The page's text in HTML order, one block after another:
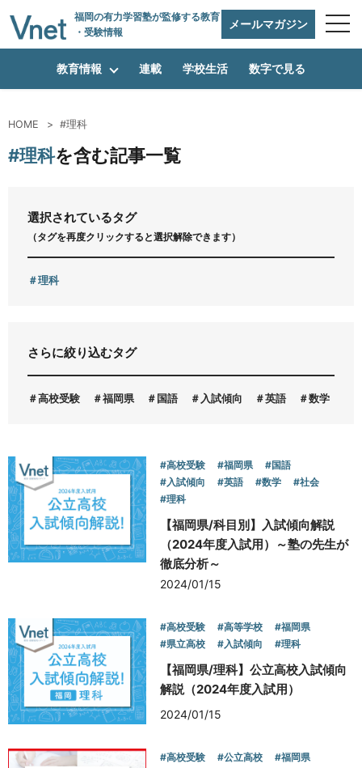
福岡の有力学習塾が監修する教育
・受験情報
メールマガジン
編集方針
vnetアライアンス企業
運営会社
お問い合わせ
教育情報 連載 学校生活 数字で見る
HOME #理科
#理科を含む記事一覧
選択されているタグ
（タグを再度クリックすると選択解除できます）
理科
さらに絞り込むタグ
高校受験 福岡県 国語 入試傾向 英語 数学
#高校受験 #福岡県
#国語
#入試傾向
#英語 #数学
#社会
#理科
【福岡県/科目別】入試傾向解説
（2024年度入試用）～塾の先生が
徹底分析～
2024/01/15
#高校受験 #高等学校
#福岡県
#県立高校
#入試傾向 #理科
【福岡県/理科】公立高校入試傾向
解説（2024年度入試用）
2024/01/15
#高校受験 #公立高校
#福岡県